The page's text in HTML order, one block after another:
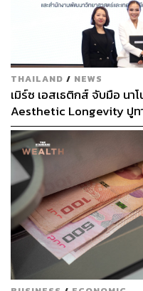
กีฬาคอมมอนเวลท์เกมส์เ
พุ่งแหลนอาจเป็นกีฬาที่เห
เถอะว่าเมื่อถึงเวลาต้องด
เอาใจช่วยกันไม่แพ้กีฬาอื่น
อ้างอิง:
https://
valry-competition-
ติดตามการแข่งขันโอลิมปิก
Olympic Games
เว็บไซต์https://
THAILAND / NEWS
เมิร์ซ เอสเธติกส์ จับมือ นา
Aesthetic Longevity ปูท
[PR NEWS]